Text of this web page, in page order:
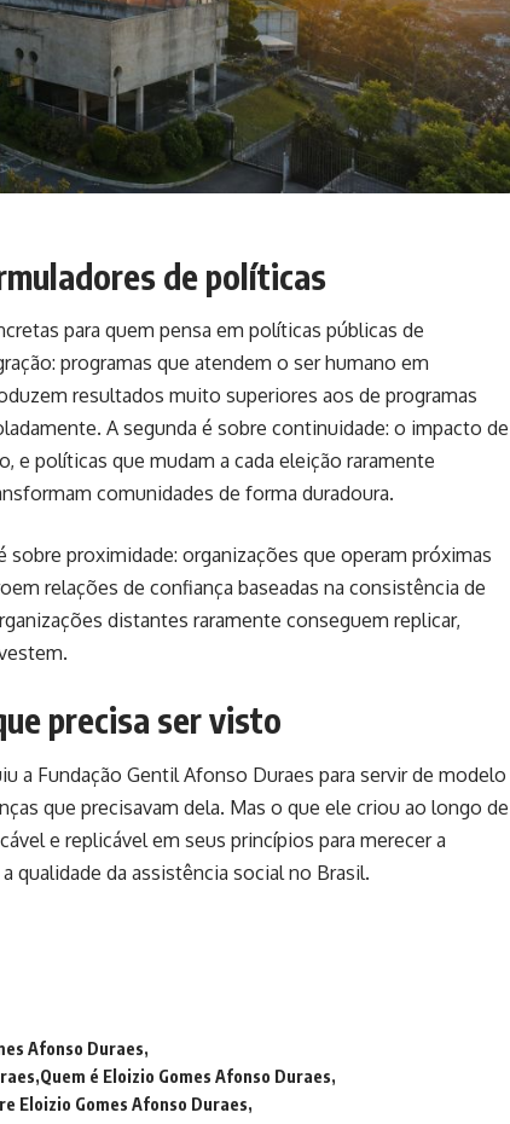
de políticas
para quem pensa em políticas públicas de
programas que atendem o ser humano em
resultados muito superiores aos de programas
A segunda é sobre continuidade: o impacto de
e políticas que mudam a cada eleição raramente
comunidades de forma duradoura.
proximidade: organizações que operam próximas
relações de confiança baseadas na consistência de
distantes raramente conseguem replicar,
precisa ser visto
a Fundação Gentil Afonso Duraes para servir de modelo
que precisavam dela. Mas o que ele criou ao longo de
e replicável em seus princípios para merecer a
qualidade da assistência social no Brasil.
Afonso Duraes
Quem é Eloizio Gomes Afonso Duraes
Eloizio Gomes Afonso Duraes